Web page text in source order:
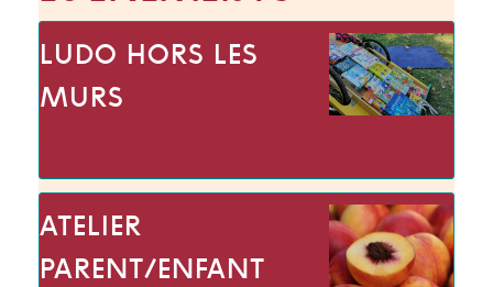
LUDO HORS LES
MURS
ATELIER
PARENT/ENFANT